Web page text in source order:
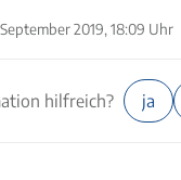
2019, 18:09 Uhr
hilfreich? ja